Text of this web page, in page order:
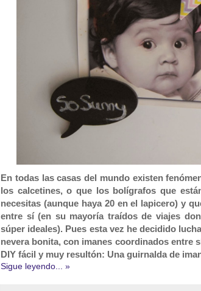
En todas las casas del mundo existen
los calcetines, o que los bolígrafos que
necesitas (aunque haya 20 en el lapicero) y
entre sí (en su mayoría traídos de viajes
súper ideales). Pues esta vez he decidido
nevera bonita, con imanes coordinados entre
DIY fácil y muy resultón: Una guirnalda de
Sigue leyendo... »